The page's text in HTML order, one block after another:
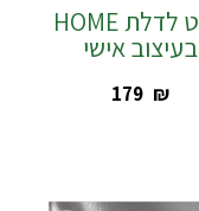
שלט לדלת HOME
בעיצוב אישי
‎179 ₪